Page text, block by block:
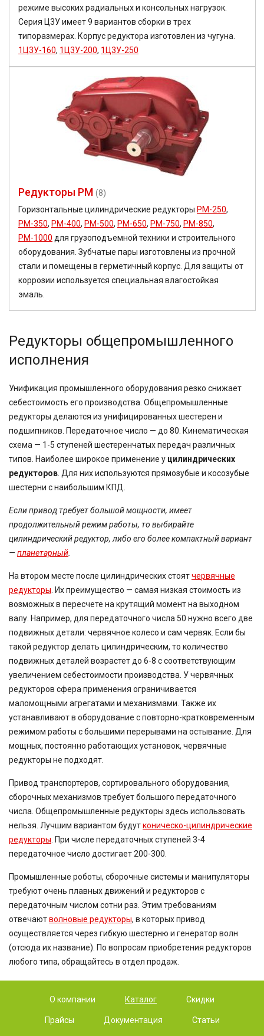
режиме высоких радиальных и консольных нагрузок.
Серия Ц3У имеет 9 вариантов сборки в трех
типоразмерах. Корпус редуктора изготовлен из чугуна.
1Ц3У-160, 1Ц3У-200, 1Ц3У-250
Редукторы РМ (8)
Горизонтальные цилиндрические редукторы РМ-250,
РМ-350, РМ-400, РМ-500, РМ-650, РМ-750, РМ-850,
РМ-1000 для грузоподъемной техники и строительного
оборудования. Зубчатые пары изготовлены из прочной
стали и помещены в герметичный корпус. Для защиты от
коррозии используется специальная влагостойкая
эмаль.
Редукторы общепромышленного
исполнения
Унификация промышленного оборудования резко снижает
себестоимость его производства. Общепромышленные
редукторы делаются из унифицированных шестерен и
подшипников. Передаточное число — до 80. Кинематическая
схема — 1-5 ступеней шестеренчатых передач различных
типов. Наиболее широкое применение у цилиндрических
редукторов . Для них используются прямозубые и косозубые
шестерни с наибольшим КПД.
Если привод требует большой мощности, имеет
продолжительный режим работы, то выбирайте
цилиндрический редуктор, либо его более компактный вариант
— планетарный
На втором месте после цилиндрических стоятчервячные
редукторы . Их преимущество — самая низкая стоимость из
возможных в пересчете на крутящий момент на выходном
валу. Например, для передаточного числа 50 нужно всего две
подвижных детали: червячное колесо и сам червяк. Если бы
такой редуктор делать цилиндрическим, то количество
подвижных деталей возрастет до 6-8 с соответствующим
увеличением себестоимости производства. У червячных
редукторов сфера применения ограничивается
маломощными агрегатами и механизмами. Также их
устанавливают в оборудование с повторно-кратковременным
режимом работы с большими перерывами на остывание. Для
мощных, постоянно работающих установок, червячные
редукторы не подходят.
Привод транспортеров, сортировального оборудования,
сборочных механизмов требует большого передаточного
числа. Общепромышленные редукторы здесь использовать
нельзя. Лучшим вариантом будутконическо-цилиндрические
редукторы . При числе передаточных ступеней 3-4
передаточное число достигает 200-300.
Промышленные роботы, сборочные системы и манипуляторы
требуют очень плавных движений и редукторов с
передаточным числом сотни раз. Этим требованиям
отвечаютволновые редукторы, в которых привод
осуществляется через гибкую шестерню и генератор волн
(отсюда их название). По вопросам приобретения редукторов
любого типа, обращайтесь в отдел продаж.
О компании Каталог Скидки
Прайсы Документация Статьи